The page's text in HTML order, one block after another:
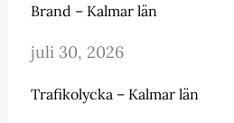
Brand – Kalmar län
juli 30, 2026
Trafikolycka – Kalmar län